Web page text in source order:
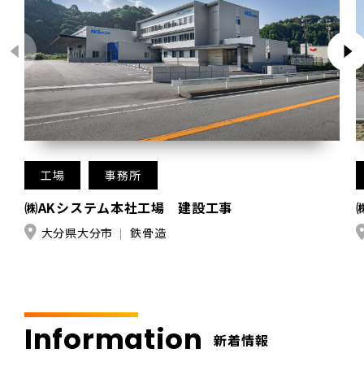
工場 事務所
㈱AKシステム本社工場 建設工事
大分県大分市 鉄骨造
Information 新着情報